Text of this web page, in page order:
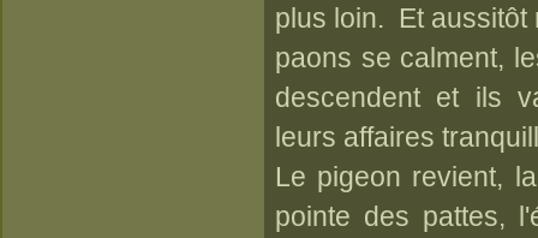
plus loin. Et aussitôt
paons se calment,
descendent et ils
leurs affaires
Le pigeon revient,
pointe des pattes,